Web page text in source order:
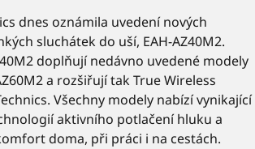
dnes oznámila uvedení nových
sluchátek do uší, EAH-AZ40M2.
doplňují nedávno uvedené modely
a rozšiřují tak True Wireless
Všechny modely nabízí vynikající
aktivního potlačení hluku a
doma, při práci i na cestách.